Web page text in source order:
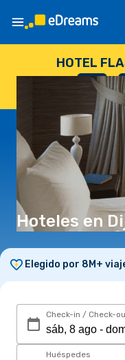
HOTEL
--
DÍAS
:
Hoteles en
Elegido por 8M+
Check-in / Check-
Huéspedes